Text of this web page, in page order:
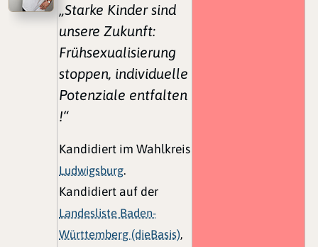
„Starke Kinder sind
unsere Zukunft:
Frühsexualisierung
stoppen, individuelle
Potenziale entfalten
!“
Kandidiert im Wahlkreis
Ludwigsburg.
Kandidiert auf der
Landesliste Baden-
Württemberg (dieBasis),